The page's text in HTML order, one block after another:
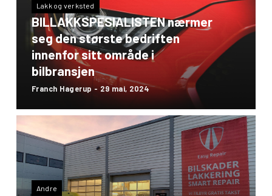
Lakk og verksted
BILLAKKSPESIALISTEN nærmer
seg den største bedriften
innenfor sitt område i
bilbransjen
Franch Hagerup - 29 mai, 2024
Andre